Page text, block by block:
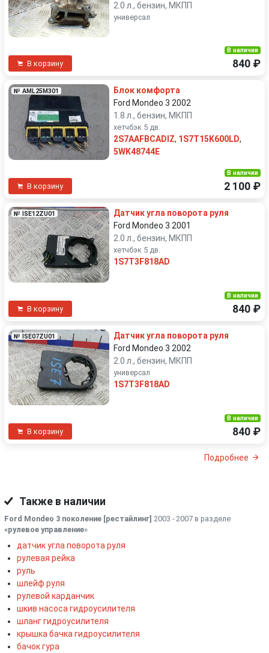
2.0 л., бензин, МКПП
универсал
В корзину
В наличии
840 ₽
№ AML25M301
Блок комфорта
Ford Mondeo 3 2002
1.8 л., бензин, МКПП
хетчбэк 5 дв.
2S7AAFBCADIZ, 1S7T15K600LD,
5WK48744E
В корзину
В наличии
2 100 ₽
№ ISE12ZU01
Датчик угла поворота руля
Ford Mondeo 3 2001
2.0 л., бензин, МКПП
хетчбэк 5 дв.
1S7T3F818AD
В корзину
В наличии
840 ₽
№ ISE07ZU01
Датчик угла поворота руля
Ford Mondeo 3 2002
2.0 л., бензин, МКПП
универсал
1S7T3F818AD
В корзину
В наличии
840 ₽
Подробнее
Также в наличии
Ford Mondeo 3 поколение [рестайлинг] 2003 - 2007 в разделе
«рулевое управление»
датчик угла поворота руля
рулевая рейка
руль
шлейф руля
рулевой карданчик
шкив насоса гидроусилителя
шланг гидроусилителя
крышка бачка гидроусилителя
бачок гура